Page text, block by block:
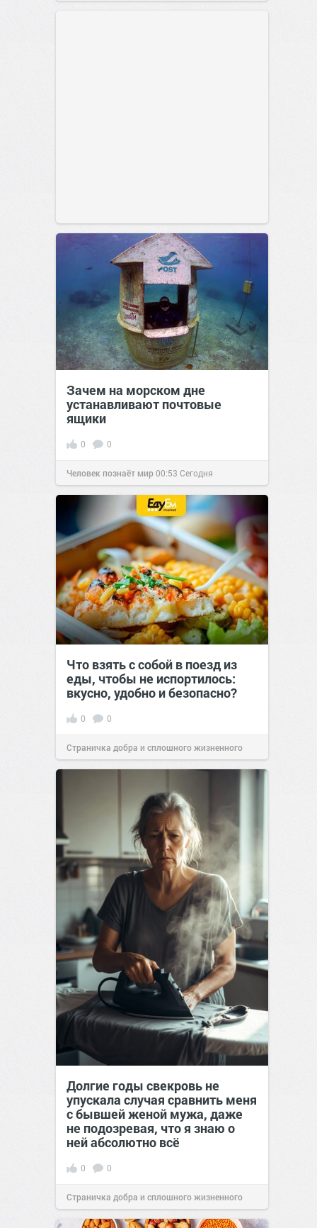
Зачем на морском дне
устанавливают почтовые
ящики
0 0
Человек познаёт мир00:53 Сегодня
Что взять с собой в поезд из
еды, чтобы не испортилось:
вкусно, удобно и безопасно?
0 0
Страничка добра и сплошного жизненного
позитива!00:29Сегодня
Долгие годы свекровь не
упускала случая сравнить меня
с бывшей женой мужа, даже
не подозревая, что я знаю о
ней абсолютно всё
0 0
Страничка добра и сплошного жизненного
позитива!00:29Сегодня